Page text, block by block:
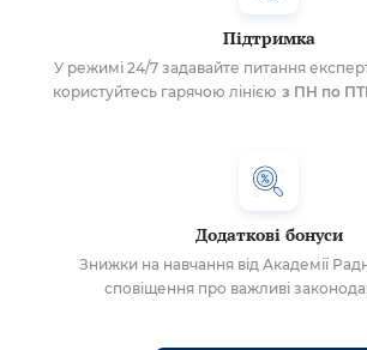
Підтримка
У режимі 24/7 задавайте питання
користуйтесь гарячою лінією з ПН по
Додаткові бонуси
Знижки на навчання від Академії
сповіщення про важливі